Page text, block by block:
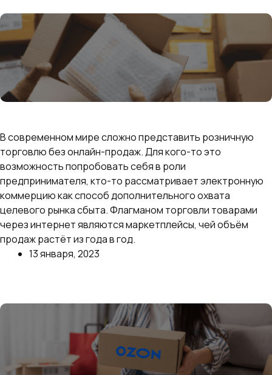
В современном мире сложно представить розничную
торговлю без онлайн-продаж. Для кого-то это
возможность попробовать себя в роли
предпринимателя, кто-то рассматривает электронную
коммерцию как способ дополнительного охвата
целевого рынка сбыта. Флагманом торговли товарами
через интернет являются маркетплейсы, чей объём
продаж растёт из года в год.
13 января, 2023